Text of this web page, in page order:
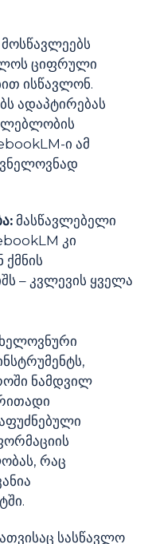
მოსწავლეებს
ციფრული
ისწავლონ.
ადაპტირებას
ი ამ
მასწავლებელი
კი
– კვლევის ყველა
ნამდვილ
რაც
სასწავლო